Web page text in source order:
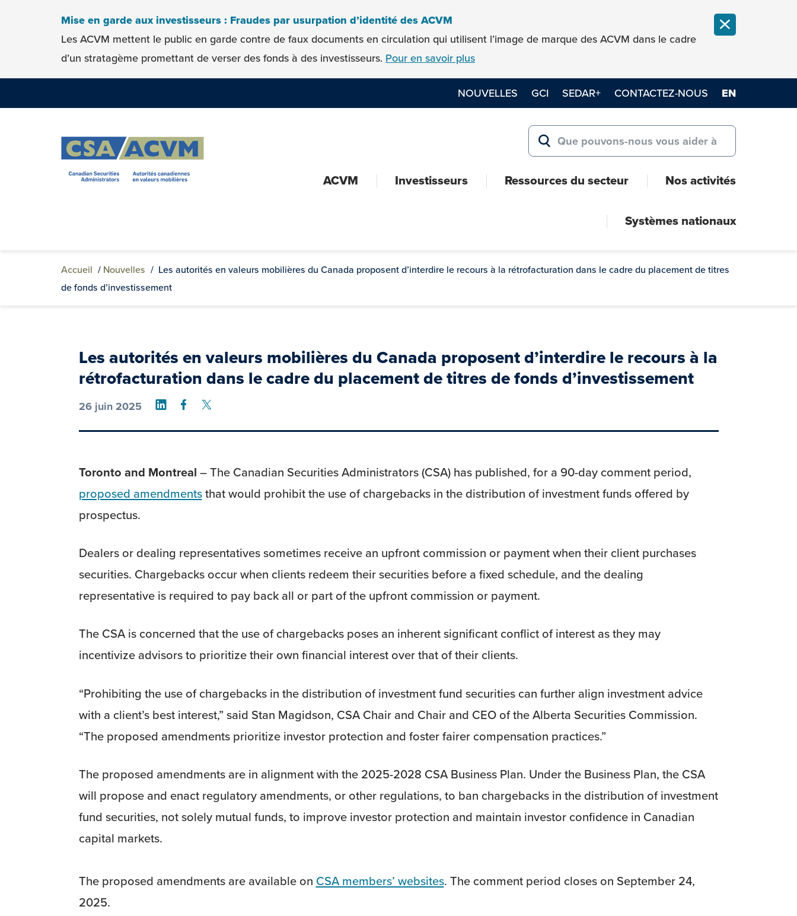
Skip to contentMise en garde aux investisseurs : Fraudes par usurpation d’identité des ACVM
Les ACVM mettent le public en garde contre de faux documents en circulation qui utilisent l’image de marque des ACVM dans le cadre
d’un stratagème promettant de verser des fonds à des investisseurs. Pour en savoir plus
FERMER LA
NOUVELLES GCI SEDAR+ CONTACTEZ-NOUS EN
Search for:
RECHERCHER
ACVM Investisseurs Ressources du secteur Nos activités
Systèmes nationaux
Accueil / Nouvelles / Les autorités en valeurs mobilières du Canada proposent d’interdire le recours à la rétrofacturation dans le cadre du placement de titres
de fonds d’investissement
Les autorités en valeurs mobilières du Canada proposent d’interdire le recours à la
rétrofacturation dans le cadre du placement de titres de fonds d’investissement
26 juin 2025 Share on LinkedIn
Share on Facebook
Toronto and Montreal – The Canadian Securities Administrators (CSA) has published, for a 90-day comment period,
proposed amendmentsthat would prohibit the use of chargebacks in the distribution of investment funds offered by
prospectus.
Dealers or dealing representatives sometimes receive an upfront commission or payment when their client purchases
securities. Chargebacks occur when clients redeem their securities before a fixed schedule, and the dealing
representative is required to pay back all or part of the upfront commission or payment.
The CSA is concerned that the use of chargebacks poses an inherent significant conflict of interest as they may
incentivize advisors to prioritize their own financial interest over that of their clients.
“Prohibiting the use of chargebacks in the distribution of investment fund securities can further align investment advice
with a client’s best interest,” said Stan Magidson, CSA Chair and Chair and CEO of the Alberta Securities Commission.
“The proposed amendments prioritize investor protection and foster fairer compensation practices.”
The proposed amendments are in alignment with the 2025-2028 CSA Business Plan. Under the Business Plan, the CSA
will propose and enact regulatory amendments, or other regulations, to ban chargebacks in the distribution of investment
fund securities, not solely mutual funds, to improve investor protection and maintain investor confidence in Canadian
capital markets.
The proposed amendments are available on CSA members’ websites. The comment period closes on September 24,
2025.